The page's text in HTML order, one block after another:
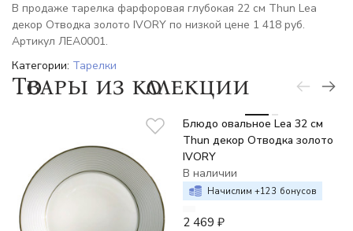
В продаже тарелка фарфоровая глубокая 22 см Thun Lea
декор Отводка золото IVORY по низкой цене 1 418 руб.
Артикул ЛЕА0001.
Категории: Тарелки
Товары из коллекции
Блюдо овальное Lea 32 см
Thun декор Отводка золото
IVORY
В наличии
Начислим +123 бонусов
2 469 ₽